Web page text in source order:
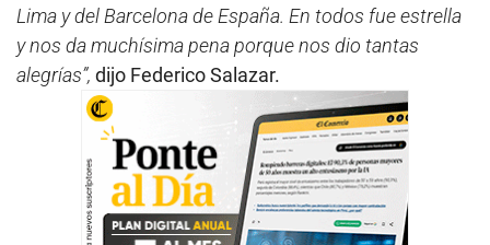
Lima y del Barcelona de España. En todos fue estrella
y nos da muchísima pena porque nos dio tantas
alegrías”, dijo Federico Salazar.